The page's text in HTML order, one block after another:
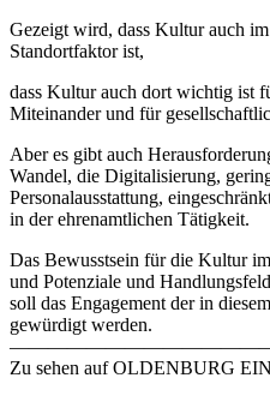
Gezeigt wird, dass Kultur auch
Standortfaktor ist,
dass Kultur auch dort wichtig ist
Miteinander und für
Aber es gibt auch
Wandel, die Digitalisierung,
Personalausstattung,
in der ehrenamtlichen Tätigkeit.
Das Bewusstsein für die Kultur
und Potenziale und
soll das Engagement der in
gewürdigt werden.
Zu sehen auf OLDENBURG